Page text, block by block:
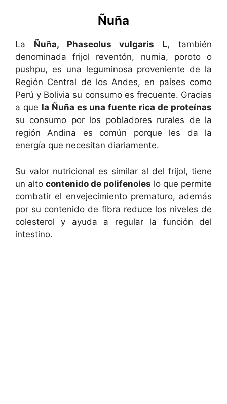
Ñuña
La Ñuña, Phaseolus vulgaris L, también
denominada frijol reventón, numia, poroto o
pushpu, es una leguminosa proveniente de la
Región Central de los Andes, en países como
Perú y Bolivia su consumo es frecuente. Gracias
a que la Ñuña es una fuente rica de proteínas
su consumo por los pobladores rurales de la
región Andina es común porque les da la
energía que necesitan diariamente.
Su valor nutricional es similar al del frijol, tiene
un alto contenido de polifenoles lo que permite
combatir el envejecimiento prematuro, además
por su contenido de fibra reduce los niveles de
colesterol y ayuda a regular la función del
intestino.